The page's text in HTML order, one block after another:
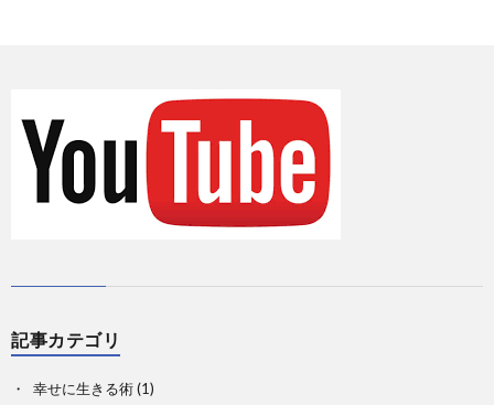
記事カテゴリ
幸せに生きる術(1)